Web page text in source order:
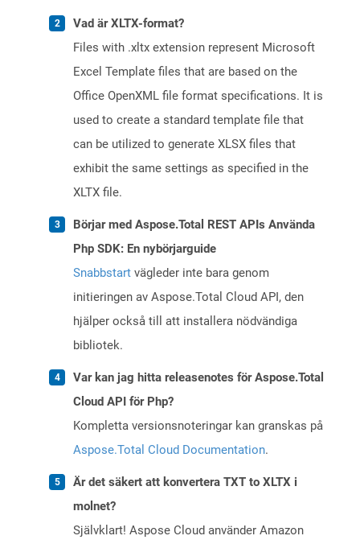
Vad är XLTX-format?
Files with .xltx extension represent Microsoft
Excel Template files that are based on the
Office OpenXML file format specifications. It is
used to create a standard template file that
can be utilized to generate XLSX files that
exhibit the same settings as specified in the
XLTX file.
Börjar med Aspose.Total REST APIs Använda
Php SDK: En nybörjarguide
Snabbstart vägleder inte bara genom
initieringen av Aspose.Total Cloud API, den
hjälper också till att installera nödvändiga
bibliotek.
Var kan jag hitta releasenotes för Aspose.Total
Cloud API för Php?
Kompletta versionsnoteringar kan granskas på
Aspose.Total Cloud Documentation.
Är det säkert att konvertera TXT to XLTX i
molnet?
Självklart! Aspose Cloud använder Amazon